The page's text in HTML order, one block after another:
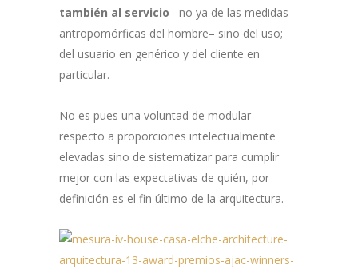
también al servicio –no ya de las medidas
antropomórficas del hombre– sino del uso;
del usuario en genérico y del cliente en
particular.
No es pues una voluntad de modular
respecto a proporciones intelectualmente
elevadas sino de sistematizar para cumplir
mejor con las expectativas de quién, por
definición es el fin último de la arquitectura.